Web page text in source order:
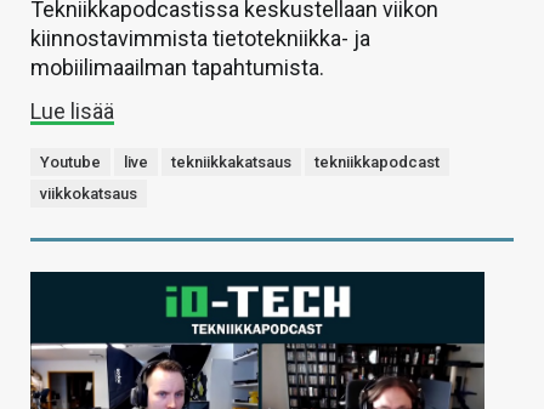
Tekniikkapodcastissa keskustellaan viikon
kiinnostavimmista tietotekniikka- ja
mobiilimaailman tapahtumista.
Lue lisää
Youtube live tekniikkakatsaus
tekniikkapodcast
viikkokatsaus